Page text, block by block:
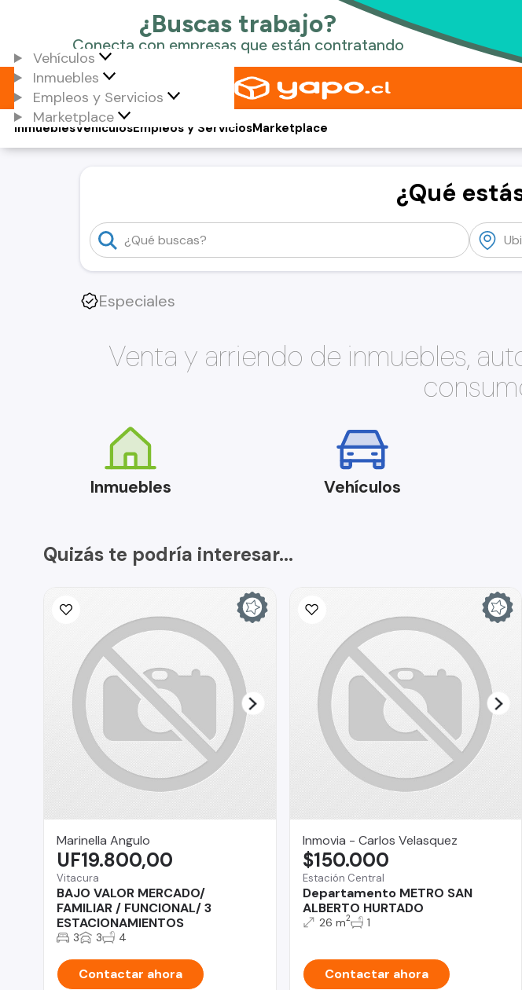
Vehículos
Inmuebles
Empleos y Servicios
Marketplace
Vehículos
Inmuebles Empleos y ServiciosMarketplace
¿Qué
Especiales
Venta y arriendo de inmuebles,
Inmuebles Vehículos
Quizás te podría interesar...
Marinella Angulo
Vitacura
BAJO VALOR MERCADO/
FAMILIAR / FUNCIONAL/ 3
ESTACIONAMIENTOS
UF19.800,00
3 3 4
Contactar ahora
Inmovia - Carlos Velasquez
Estación Central
Departamento METRO SAN
ALBERTO HURTADO
$150.000
26 m2 1
Contactar ahora